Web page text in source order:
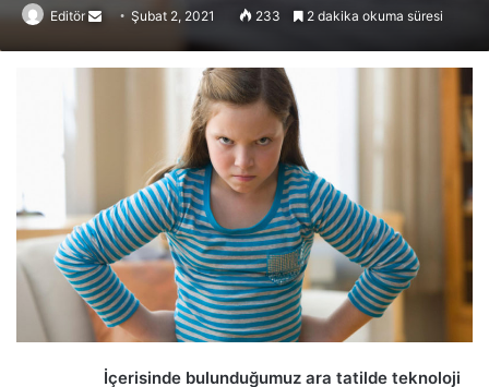
Editör
Send
email
Şubat 2, 2021 233 2 dakika okuma süresi
İçerisinde bulunduğumuz ara tatilde teknoloji